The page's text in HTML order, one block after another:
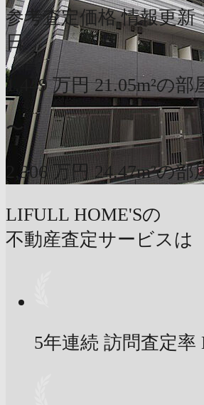
参考査定価格 情報更新
日
1,449 万円 21.05m²の部
〜
2,306 万円 24.47m²の部
LIFULL HOME'Sの
不動産査定サービスは
5年連続 訪問査定率